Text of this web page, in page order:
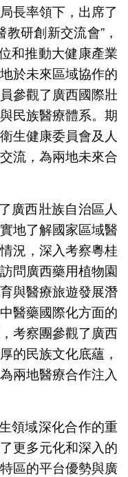
長率領下，出席了
研創新交流會”，
和推動大健康產業
於未來區域協作的
參觀了廣西國際壯
民族醫療體系。期
生健康委員會及人
流，為兩地未來合
廣西壯族自治區人
地了解國家區域醫
況，深入考察粵桂
問廣西藥用植物園
與醫療旅遊發展潛
醫藥國際化方面的
考察團參觀了廣西
的民族文化底蘊，
兩地醫療合作注入
領域深化合作的重
更多元化和深入的
區的平台優勢與廣